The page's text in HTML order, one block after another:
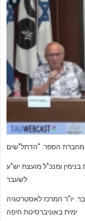
ומנכ"ל מועצת יש"ע
לשעבר
יו"ר המרכז לאסטרטגיה
ימית באוניברסיטת חיפה